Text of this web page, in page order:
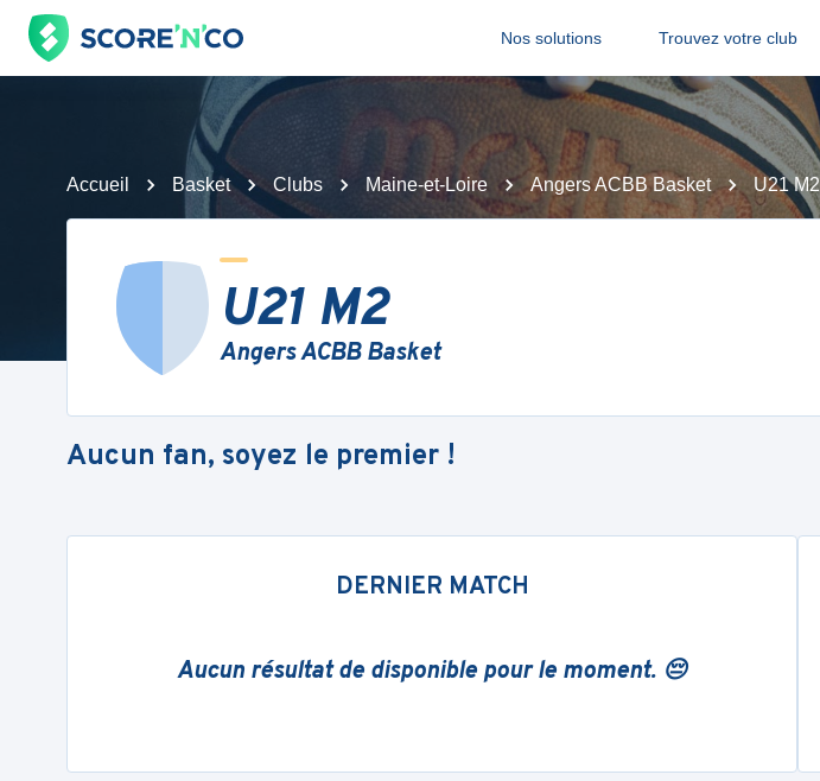
Nos solutions Trouvez votre club
Accueil Basket Clubs Maine-et-Loire Angers ACBB Basket U21 M2
U21 M2
Angers ACBB Basket
Aucun fan, soyez le premier !
DERNIER MATCH
Aucun résultat de disponible pour le moment. 😔